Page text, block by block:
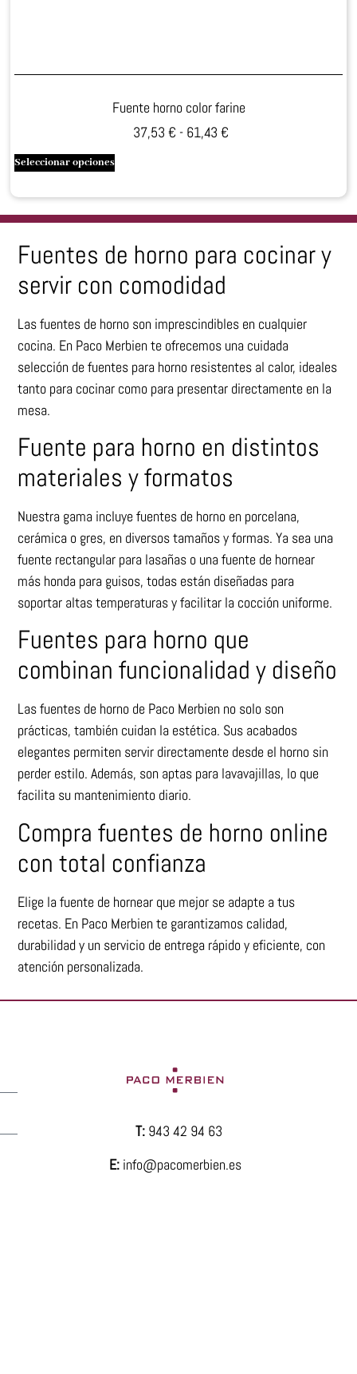
Fuente horno color farine
37,53 € - 61,43 €
Seleccionar opciones
Fuentes de horno para cocinar y
servir con comodidad
Las fuentes de horno son imprescindibles en cualquier
cocina. En Paco Merbien te ofrecemos una cuidada
selección de fuentes para horno resistentes al calor, ideales
tanto para cocinar como para presentar directamente en la
mesa.
Fuente para horno en distintos
materiales y formatos
Nuestra gama incluye fuentes de horno en porcelana,
cerámica o gres, en diversos tamaños y formas. Ya sea una
fuente rectangular para lasañas o una fuente de hornear
más honda para guisos, todas están diseñadas para
soportar altas temperaturas y facilitar la cocción uniforme.
Fuentes para horno que
combinan funcionalidad y diseño
Las fuentes de horno de Paco Merbien no solo son
prácticas, también cuidan la estética. Sus acabados
elegantes permiten servir directamente desde el horno sin
perder estilo. Además, son aptas para lavavajillas, lo que
facilita su mantenimiento diario.
Compra fuentes de horno online
con total confianza
Elige la fuente de hornear que mejor se adapte a tus
recetas. En Paco Merbien te garantizamos calidad,
durabilidad y un servicio de entrega rápido y eficiente, con
atención personalizada.
T: 943 42 94 63
E: info@pacomerbien.es